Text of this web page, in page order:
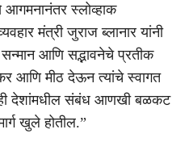
आगमनानंतर स्लोव्हाक
मंत्री जुराज ब्लानार यांनी
आणि सद्भावनेचे प्रतीक
आणि मीठ देऊन त्यांचे स्वागत
देशांमधील संबंध आणखी बळकट
खुले होतील.”